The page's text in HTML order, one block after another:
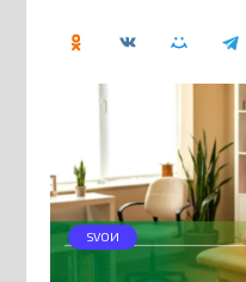
SVOИ